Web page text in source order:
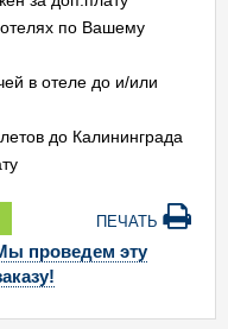
по Вашему
в отеле до и/или
до Калининграда
ПЕЧАТЬ
проведем эту